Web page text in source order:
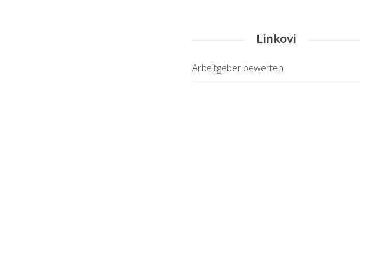
Linkovi
Arbeitgeber bewerten